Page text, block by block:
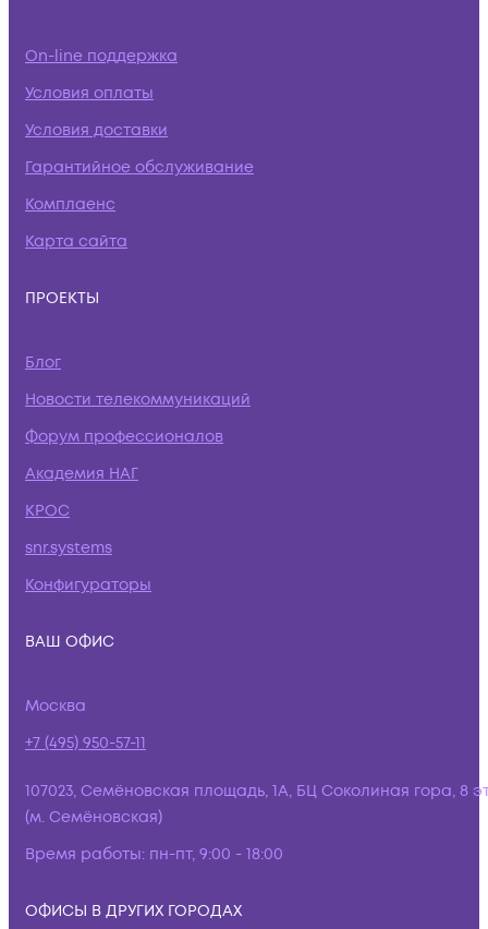
On-line поддержка
Условия оплаты
Условия доставки
Гарантийное обслуживание
Комплаенс
Карта сайта
ПРОЕКТЫ
Блог
Новости телекоммуникаций
Форум профессионалов
Академия НАГ
КРОС
snr.systems
Конфигураторы
ВАШ ОФИС
Москва
+7 (495) 950-57-11
107023, Семёновская площадь, 1А, БЦ Соколиная гора, 8
(м. Семёновская)
Время работы: пн-пт, 9:00 - 18:00
ОФИСЫ В ДРУГИХ ГОРОДАХ